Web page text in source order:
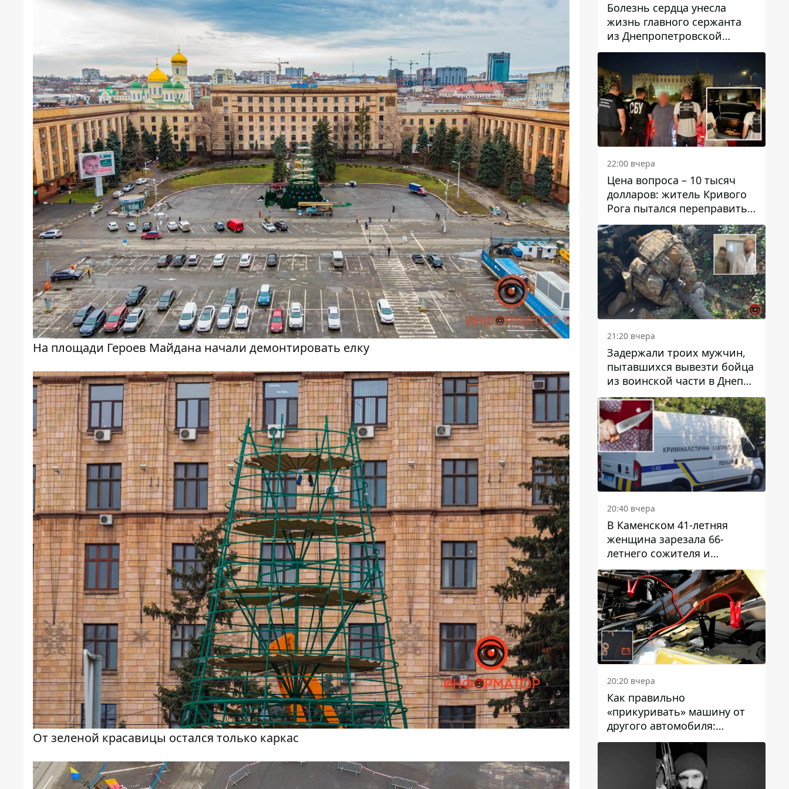
На площади Героев Майдана начали демонтировать елку
От зеленой красавицы остался только каркас
Болезнь сердца унесла
жизнь главного сержанта
из Днепропетровской
области Юрия Свистуна
22:00 вчера
Цена вопроса – 10 тысяч
долларов: житель Кривого
Рога пытался переправить
мужчину в Словакию
21:20 вчера
Задержали троих мужчин,
пытавшихся вывезти бойца
из воинской части в Днепр
за 7 тысяч долларов: среди
них был врач
20:40 вчера
В Каменском 41-летняя
женщина зарезала 66-
летнего сожителя и
пыталась обмануть
полицейских
20:20 вчера
Как правильно
«прикуривать» машину от
другого автомобиля:
инструкция для водителей